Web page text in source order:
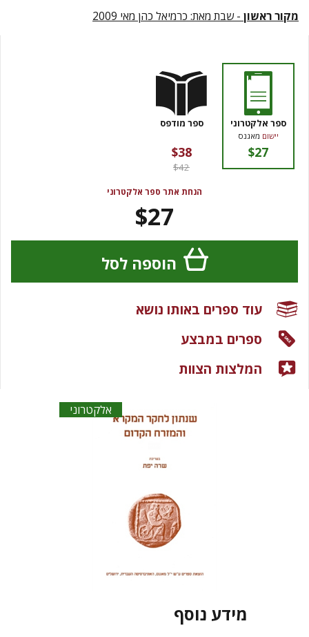
אלקטרוני
מידע נוסף
מקור ראשון - שבת מאת: כרמיאל כהן מאי 2009
ספר אלקטרוני
יישום מאגנס
$27
ספר מודפס
$38
$42
הנחת אתר ספר אלקטרוני
$27
הוספה לסל
עוד ספרים באותו נושא
ספרים במבצע
המלצות הצוות